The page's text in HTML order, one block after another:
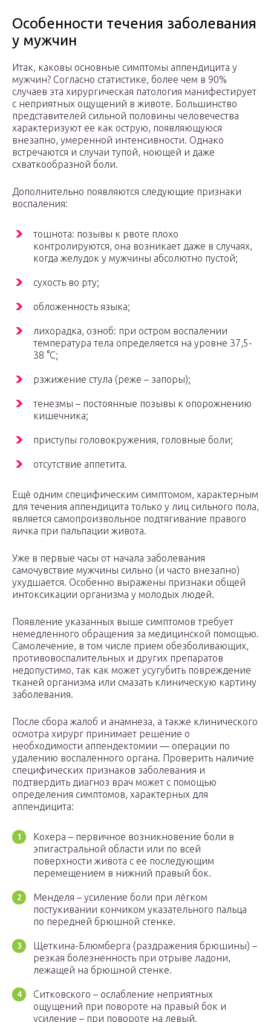
Особенности течения заболевания
у мужчин
Итак, каковы основные симптомы аппендицита у
мужчин? Согласно статистике, более чем в 90%
случаев эта хирургическая патология манифестирует
с неприятных ощущений в животе. Большинство
представителей сильной половины человечества
характеризуют ее как острую, появляющуюся
внезапно, умеренной интенсивности. Однако
встречаются и случаи тупой, ноющей и даже
схваткообразной боли.
Дополнительно появляются следующие признаки
воспаления:
тошнота: позывы к рвоте плохо
контролируются, она возникает даже в случаях,
когда желудок у мужчины абсолютно пустой;
сухость во рту;
обложенность языка;
лихорадка, озноб: при остром воспалении
температура тела определяется на уровне 37,5-
38 °С;
рзжижение стула (реже – запоры);
тенезмы – постоянные позывы к опорожнению
кишечника;
приступы головокружения, головные боли;
отсутствие аппетита.
Ещё одним специфическим симптомом, характерным
для течения аппендицита только у лиц сильного пола,
является самопроизвольное подтягивание правого
яичка при пальпации живота.
Уже в первые часы от начала заболевания
самочувствие мужчины сильно (и часто внезапно)
ухудшается. Особенно выражены признаки общей
интоксикации организма у молодых людей.
Появление указанных выше симптомов требует
немедленного обращения за медицинской помощью.
Самолечение, в том числе прием обезболивающих,
противовоспалительных и других препаратов
недопустимо, так как может усугубить повреждение
тканей организма или смазать клиническую картину
заболевания.
После сбора жалоб и анамнеза, а также клинического
осмотра хирург принимает решение о
необходимости аппендектомии — операции по
удалению воспаленного органа. Проверить наличие
специфических признаков заболевания и
подтвердить диагноз врач может с помощью
определения симптомов, характерных для
аппендицита:
Кохера – первичное возникновение боли в
эпигастральной области или по всей
поверхности живота с ее последующим
перемещением в нижний правый бок.
Менделя – усиление боли при лёгком
постукивании кончиком указательного пальца
по передней брюшной стенке.
Щеткина-Блюмберга (раздражения брюшины) –
резкая болезненность при отрыве ладони,
лежащей на брюшной стенке.
Ситковского – ослабление неприятных
ощущений при повороте на правый бок и
усиление – при повороте на левый.